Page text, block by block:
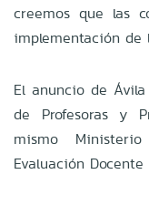
creemos que las
implementación de
El anuncio de
de Profesoras y
mismo
Evaluación